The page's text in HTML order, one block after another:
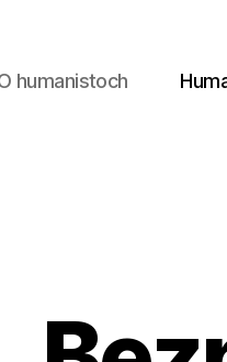
humanistoch